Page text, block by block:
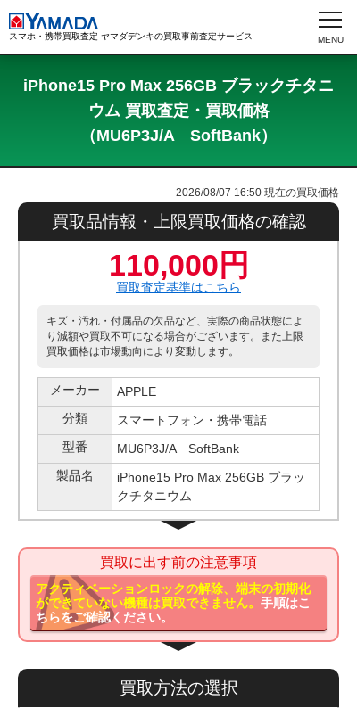
スマホ・携帯買取査定 ヤマダデンキの買取事前査定サービス
iPhone15 Pro Max 256GB ブラックチタニ
ウム 買取査定・買取価格
（MU6P3J/A SoftBank）
2026/08/07 16:50 現在の買取価格
買取品情報・上限買取価格の確認
110,000円
買取査定基準はこちら
キズ・汚れ・付属品の欠品など、実際の商品状態によ
り減額や買取不可になる場合がございます。また上限
買取価格は市場動向により変動します。
メーカー
APPLE
分類
スマートフォン・携帯電話
型番
MU6P3J/A SoftBank
製品名
iPhone15 Pro Max 256GB ブラッ
クチタニウム
買取に出す前の注意事項
アクティベーションロックの解除、端末の初期化
ができていない機種は買取できません。手順はこ
ちらをご確認ください。
買取方法の選択